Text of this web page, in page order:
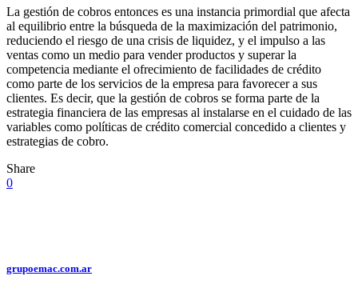
La gestión de cobros entonces es una instancia primordial que afecta
al equilibrio entre la búsqueda de la maximización del patrimonio,
reduciendo el riesgo de una crisis de liquidez, y el impulso a las
ventas como un medio para vender productos y superar la
competencia mediante el ofrecimiento de facilidades de crédito
como parte de los servicios de la empresa para favorecer a sus
clientes. Es decir, que la gestión de cobros se forma parte de la
estrategia financiera de las empresas al instalarse en el cuidado de las
variables como políticas de crédito comercial concedido a clientes y
estrategias de cobro.
Share
0
grupoemac.com.ar